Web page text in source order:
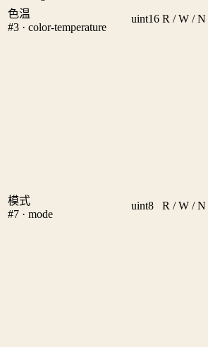
色温
#3 · color-temperature
uint16 R / W / N
模式
#7 · mode
uint8 R / W / N